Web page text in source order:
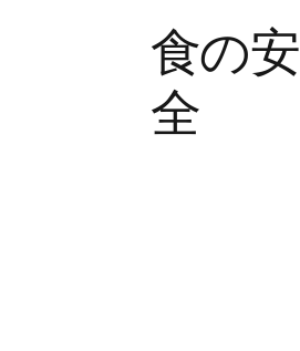
食の安
全